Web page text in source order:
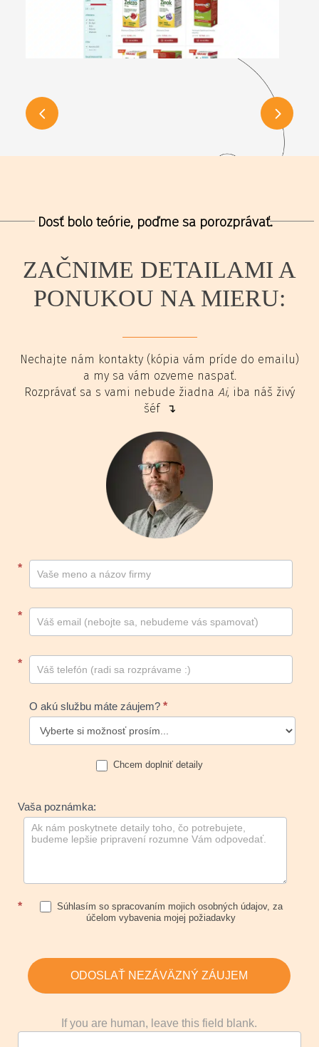
Dosť bolo teórie, poďme sa porozprávať.
ZAČNIME DETAILAMI A
PONUKOU NA MIERU:
Nechajte nám kontakty (kópia vám príde do emailu)
a my sa vám ozveme naspať.
Rozprávať sa s vami nebude žiadna Ai, iba náš živý
šéf ↴
Kontakt
footer
*
*
*
O akú službu máte záujem? *
Chcem doplniť detaily
Vaša poznámka:
*
Súhlasím so spracovaním mojich osobných údajov, za
účelom vybavenia mojej požiadavky
ODOSLAŤ NEZÁVÄZNÝ ZÁUJEM
If you are human, leave this field blank.